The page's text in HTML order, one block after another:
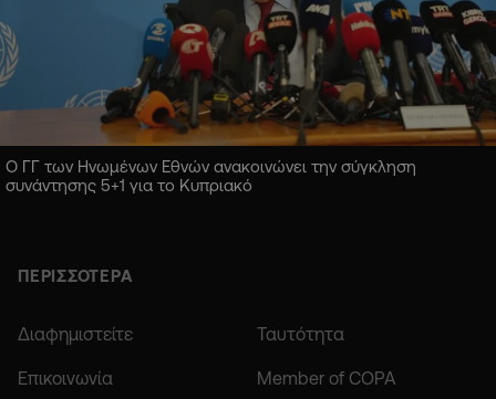
Ο ΓΓ των Ηνωμένων Εθνών ανακοινώνει την σύγκληση
συνάντησης 5+1 για το Κυπριακό
ΠΕΡΙΣΣΟΤΕΡΑ
Διαφημιστείτε Ταυτότητα
Επικοινωνία Member of COPA